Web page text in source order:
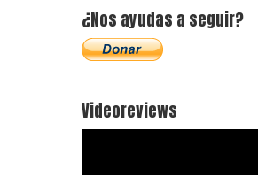
¿Nos ayudas a seguir?
Videoreviews